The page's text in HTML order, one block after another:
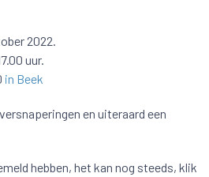
2022.
uur.
in Beek
en uiteraard een
hebben, het kan nog steeds, klik